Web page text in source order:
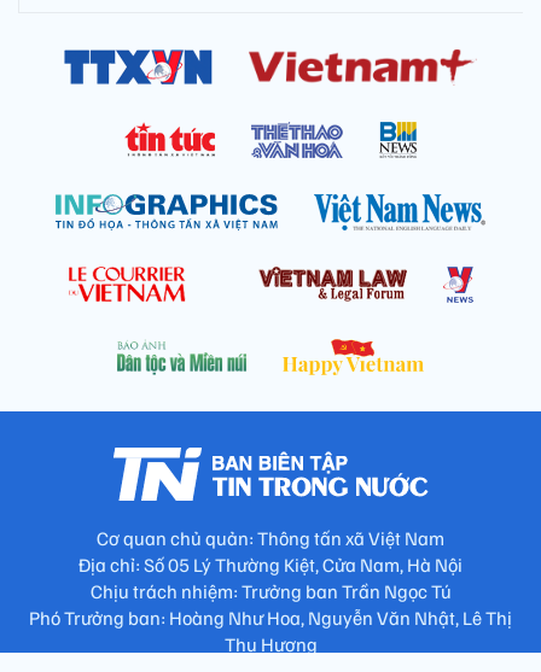
Cơ quan chủ quản: Thông tấn xã Việt Nam
Địa chỉ: Số 05 Lý Thường Kiệt, Cửa Nam, Hà Nội
Chịu trách nhiệm: Trưởng ban Trần Ngọc Tú
Phó Trưởng ban: Hoàng Như Hoa, Nguyễn Văn Nhật, Lê Thị
Thu Hương